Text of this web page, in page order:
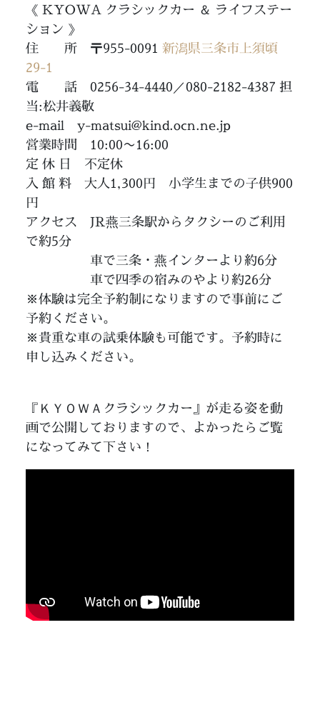
《 KYOWA クラシックカー ＆ ライフステー
ション 》
住 所 〒955-0091 新潟県三条市上須頃
29-1
電 話 0256-34-4440／080-2182-4387 担
当:松井義敬
e-mail y-matsui@kind.ocn.ne.jp
営業時間 10:00〜16:00
定 休 日 不定休
入 館 料 大人1,300円 小学生までの子供900
円
アクセス JR燕三条駅からタクシーのご利用
で約5分
車で三条・燕インターより約6分
車で四季の宿みのやより約26分
※体験は完全予約制になりますので事前にご
予約ください。
※貴重な車の試乗体験も可能です。予約時に
申し込みください。
『ＫＹＯＷＡクラシックカー』が走る姿を動
画で公開しておりますので、よかったらご覧
になってみて下さい！